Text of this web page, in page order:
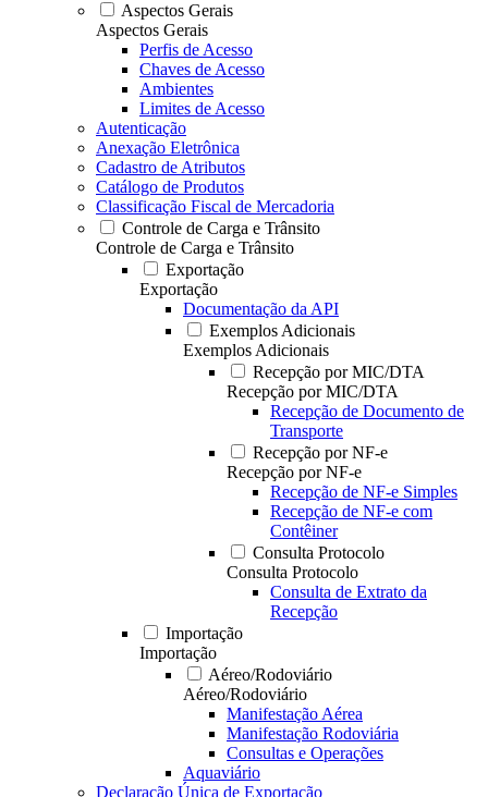
Aspectos Gerais
Aspectos Gerais
Perfis de Acesso
Chaves de Acesso
Ambientes
Limites de Acesso
Autenticação
Anexação Eletrônica
Cadastro de Atributos
Catálogo de Produtos
Classificação Fiscal de Mercadoria
Controle de Carga e Trânsito
Controle de Carga e Trânsito
Exportação
Exportação
Documentação da API
Exemplos Adicionais
Exemplos Adicionais
Recepção por MIC/DTA
Recepção por MIC/DTA
Recepção de Documento de
Transporte
Recepção por NF-e
Recepção por NF-e
Recepção de NF-e Simples
Recepção de NF-e com
Contêiner
Consulta Protocolo
Consulta Protocolo
Consulta de Extrato da
Recepção
Importação
Importação
Aéreo/Rodoviário
Aéreo/Rodoviário
Manifestação Aérea
Manifestação Rodoviária
Consultas e Operações
Aquaviário
Declaração Única de Exportação